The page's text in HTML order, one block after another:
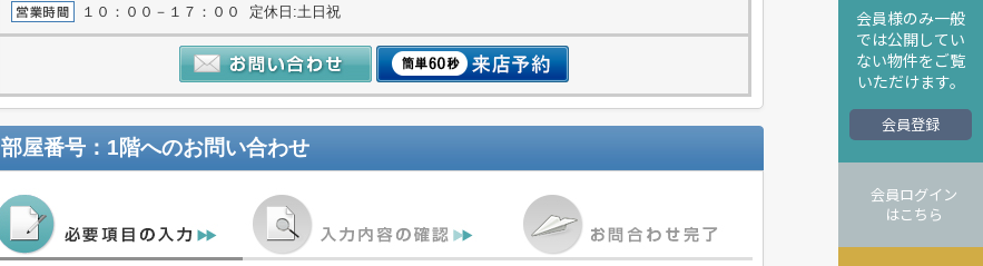
会員様のみ一般
では公開してい
ない物件をご覧
いただけます。
会員登録
会員ログイン
はこちら
１０：００－１７：００ 定休日:土日祝
部屋番号：1階へのお問い合わせ